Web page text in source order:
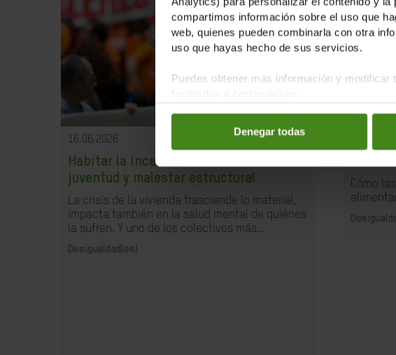
compartimos información sobre el uso que
web, quienes pueden combinarla con otra
uso que hayas hecho de sus servicios.
Puedes obtener más información y
Denegar todas
16.06.2026
Habitar la incertidumbre: vivienda,
juventud y malestar estructural
La crisis de la vivienda trasciende lo material,
impacta también en la salud mental de quiénes
la sufren. Y uno de los colectivos más...
Desigualdad(es)
Cómo